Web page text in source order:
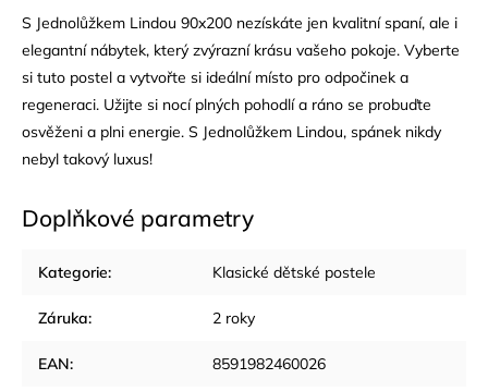
S Jednolůžkem Lindou 90x200 nezískáte jen kvalitní spaní, ale i
elegantní nábytek, který zvýrazní krásu vašeho pokoje. Vyberte
si tuto postel a vytvořte si ideální místo pro odpočinek a
regeneraci. Užijte si nocí plných pohodlí a ráno se probuďte
osvěženi a plni energie. S Jednolůžkem Lindou, spánek nikdy
nebyl takový luxus!
Doplňkové parametry
Kategorie: Klasické dětské postele
Záruka: 2 roky
EAN: 8591982460026